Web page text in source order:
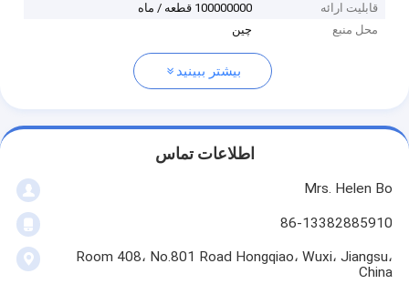
قابلیت ارائه
100000000 قطعه / ماه
محل منبع
چین
بیشتر ببینید
اطلاعات تماس
Mrs. Helen Bo
86-13382885910
Room 408، No.801 Road Hongqiao، Wuxi، Jiangsu،
China